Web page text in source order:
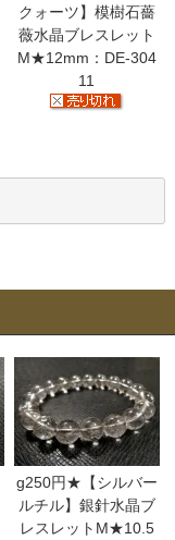
クォーツ】模樹石薔
薇水晶ブレスレット
M★12mm：DE-304
11
g250円★【シルバー
ルチル】銀針水晶ブ
レスレットM★10.5